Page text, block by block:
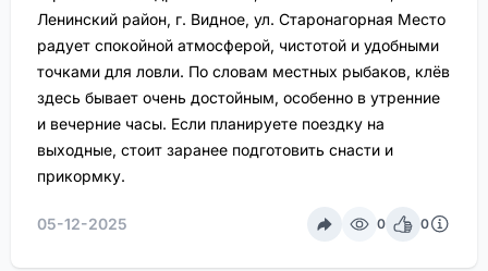
Ленинский район, г. Видное, ул. Старонагорная Место
радует спокойной атмосферой, чистотой и удобными
точками для ловли. По словам местных рыбаков, клёв
здесь бывает очень достойным, особенно в утренние
и вечерние часы. Если планируете поездку на
выходные, стоит заранее подготовить снасти и
прикормку.
05-12-2025 0 0